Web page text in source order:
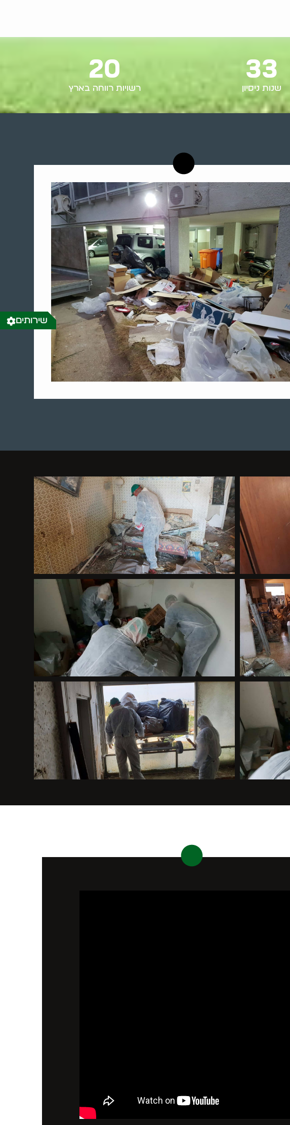
שנות ניסיון
33
רשויות רווחה בארץ
20
שירותים